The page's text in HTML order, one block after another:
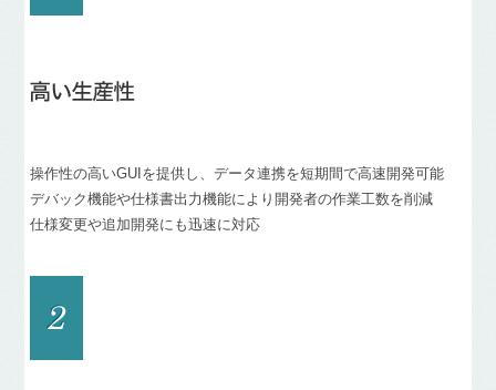
操作性の高いGUIを提供し、データ連携を短期間で高速開発可能
デバック機能や仕様書出力機能により開発者の作業工数を削減
仕様変更や追加開発にも迅速に対応